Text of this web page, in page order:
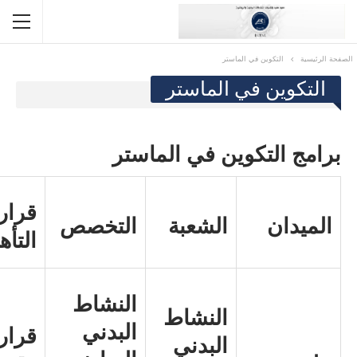
الصفحة الرئيسية التكوين في الماستر
التكوين في الماستر
برامج التكوين في الماستر
الميدان الشعبة التخصص
النشاط
البدني
النشاط
البدني